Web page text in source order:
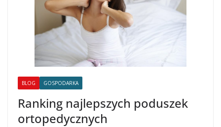
BLOG GOSPODARKA
Ranking najlepszych poduszek
ortopedycznych